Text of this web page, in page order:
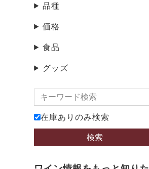
品種
価格
食品
グッズ
在庫ありのみ検索
検索